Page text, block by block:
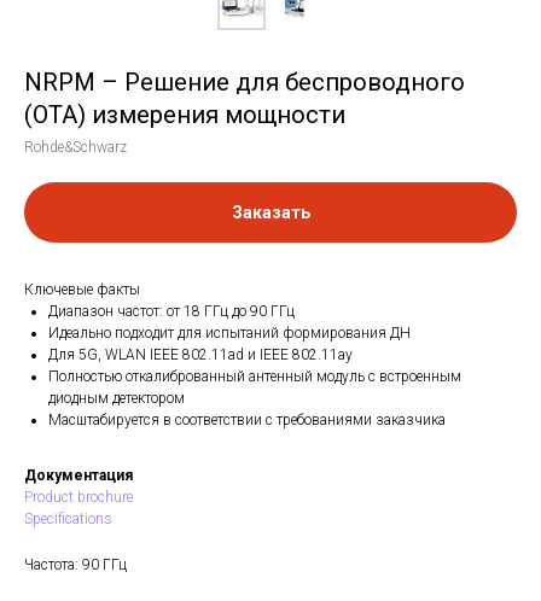
NRPM – Решение для беспроводного
(OTA) измерения мощности
Rohde&Schwarz
Заказать
Ключевые факты
Диапазон частот: от 18 ГГц до 90 ГГц
Идеально подходит для испытаний формирования ДН
Для 5G, WLAN IEEE 802.11ad и IEEE 802.11ay
Полностью откалиброванный антенный модуль с встроенным
диодным детектором
Масштабируется в соответствии с требованиями заказчика
Документация
Product brochure
Specifications
Частота: 90 ГГц